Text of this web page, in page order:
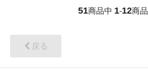
51商品中 1-12商品
戻る